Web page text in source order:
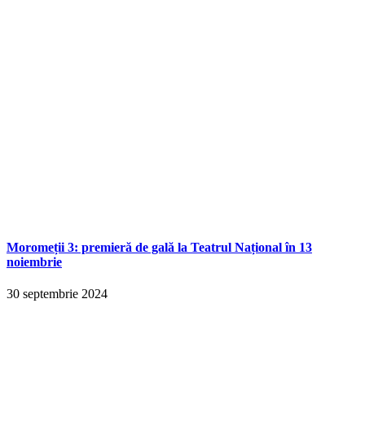
Moromeții 3: premieră de gală la Teatrul Național în 13
noiembrie
30 septembrie 2024